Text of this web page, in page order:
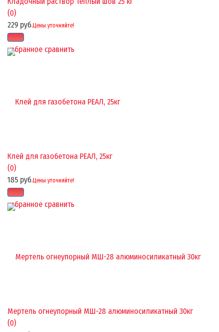
избранное сравнить
(0)
229 руб.Цены уточняйте!
избранное сравнить
Клей для газобетона РЕАЛ, 25кг
(0)
185 руб.Цены уточняйте!
Мертель огнеупорный МШ-28 алюминосиликатный 30кг
(0)